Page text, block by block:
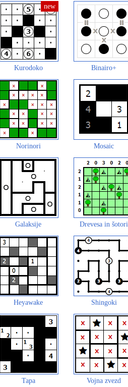
Kurodoko Binairo+
Norinori Mosaic
Galaksije Drevesa in šotori
Heyawake Shingoki
Tapa Vojna zvezd